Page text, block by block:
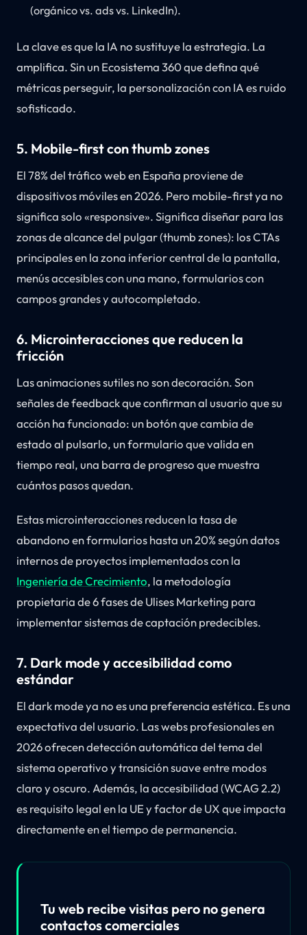
(orgánico vs. ads vs. LinkedIn).
La clave es que la IA no sustituye la estrategia. La
amplifica. Sin un Ecosistema 360 que defina qué
métricas perseguir, la personalización con IA es ruido
sofisticado.
5. Mobile-first con thumb zones
El 78% del tráfico web en España proviene de
dispositivos móviles en 2026. Pero mobile-first ya no
significa solo «responsive». Significa diseñar para las
zonas de alcance del pulgar (thumb zones): los CTAs
principales en la zona inferior central de la pantalla,
menús accesibles con una mano, formularios con
campos grandes y autocompletado.
6. Microinteracciones que reducen la
fricción
Las animaciones sutiles no son decoración. Son
señales de feedback que confirman al usuario que su
acción ha funcionado: un botón que cambia de
estado al pulsarlo, un formulario que valida en
tiempo real, una barra de progreso que muestra
cuántos pasos quedan.
Estas microinteracciones reducen la tasa de
abandono en formularios hasta un 20% según datos
internos de proyectos implementados con la
Ingeniería de Crecimiento, la metodología
propietaria de 6 fases de Ulises Marketing para
implementar sistemas de captación predecibles.
7. Dark mode y accesibilidad como
estándar
El dark mode ya no es una preferencia estética. Es una
expectativa del usuario. Las webs profesionales en
2026 ofrecen detección automática del tema del
sistema operativo y transición suave entre modos
claro y oscuro. Además, la accesibilidad (WCAG 2.2)
es requisito legal en la UE y factor de UX que impacta
directamente en el tiempo de permanencia.
Tu web recibe visitas pero no genera
contactos comerciales